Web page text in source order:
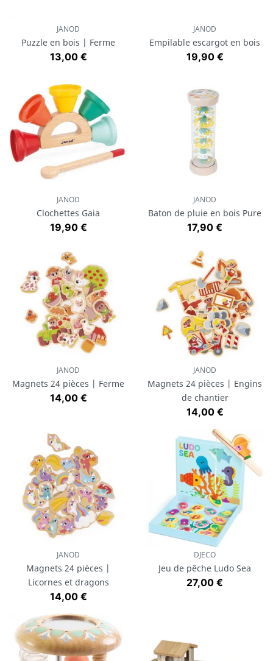
JANOD
Puzzle en bois | Ferme
Prix
13,00 €
JANOD
Empilable escargot en bois
Prix
19,90 €
JANOD
Clochettes Gaia
Prix
19,90 €
JANOD
Baton de pluie en bois Pure
Prix
17,90 €
JANOD
Magnets 24 pièces | Ferme
Prix
14,00 €
JANOD
Magnets 24 pièces | Engins
de chantier
Prix
14,00 €
JANOD
Magnets 24 pièces |
Licornes et dragons
Prix
14,00 €
DJECO
Jeu de pêche Ludo Sea
Prix
27,00 €